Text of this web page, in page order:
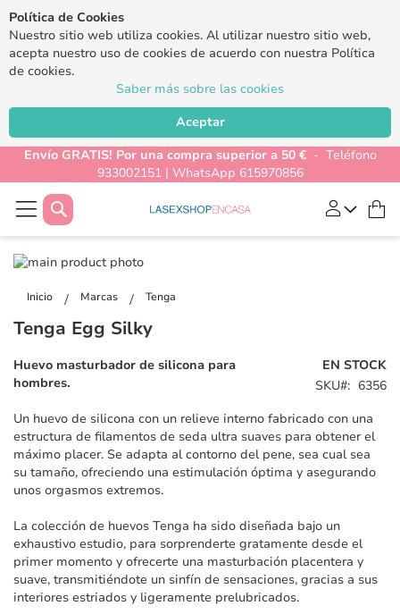
Política de Cookies
Nuestro sitio web utiliza cookies. Al utilizar nuestro sitio web,
acepta nuestro uso de cookies de acuerdo con nuestra Política
de cookies.
Saber más sobre las cookies
Aceptar
Envío GRATIS! Por una compra superior a 50 €- Teléfono
933002151 | WhatsApp 615970856
Buscar
Inicio Marcas Tenga
Saltar
final
la
de
imágenes
de
galería
de
Tenga Egg Silky
EN STOCK
SKU
6356
Huevo masturbador de silicona para
hombres.
Un huevo de silicona con un relieve interno fabricado con una
estructura de filamentos de seda ultra suaves para obtener el
máximo placer. Se adapta al contorno del pene, sea cual sea
su tamaño, ofreciendo una estimulación óptima y asegurando
unos orgasmos extremos.
La colección de huevos Tenga ha sido diseñada bajo un
exhaustivo estudio, para sorprenderte gratamente desde el
primer momento y ofrecerte una masturbación placentera y
suave, transmitiéndote un sinfín de sensaciones, gracias a sus
interiores estriados y ligeramente prelubricados.